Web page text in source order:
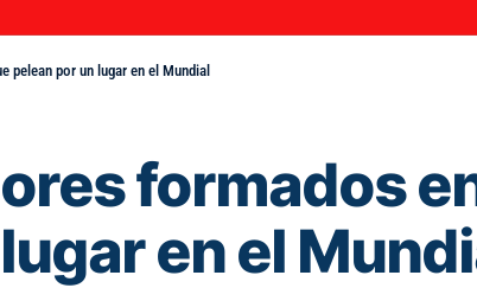
pelean por un lugar en el Mundial
formados
en el